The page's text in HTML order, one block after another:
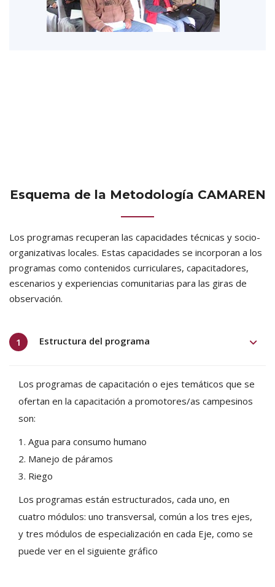
Esquema de la Metodología CAMAREN
Los programas recuperan las capacidades técnicas y socio-
organizativas locales. Estas capacidades se incorporan a los
programas como contenidos curriculares, capacitadores,
escenarios y experiencias comunitarias para las giras de
observación.
1 Estructura del programa
Los programas de capacitación o ejes temáticos que se
ofertan en la capacitación a promotores/as campesinos
son:
1. Agua para consumo humano
2. Manejo de páramos
3. Riego
Los programas están estructurados, cada uno, en
cuatro módulos: uno transversal, común a los tres ejes,
y tres módulos de especialización en cada Eje, como se
puede ver en el siguiente gráfico